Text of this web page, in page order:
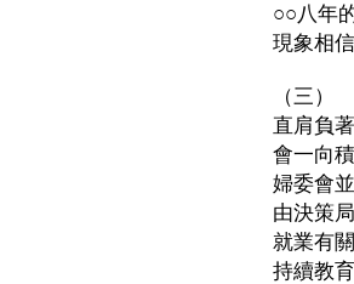
○○八年
現象相
（三）
直肩負
會一向
婦委會
由決策
就業有
持續教